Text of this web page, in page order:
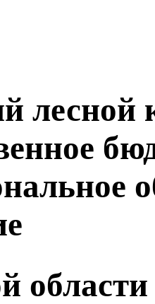
лесной
области